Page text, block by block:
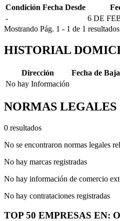
Condición Fecha Desde
-
6 DE
Mostrando Pág. 1 - 1 de 1 resultados
HISTORIAL
Dirección
Fecha de Baja
No hay Información
NORMAS LEGALES
0 resultados
No se encontraron normas legales
No hay marcas registradas
No hay información de comercio
No hay contrataciones registradas
TOP 50 EMPRESAS EN: